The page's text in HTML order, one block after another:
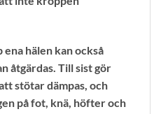
hälen kan också
åtgärdas. Till sist gör
stötar dämpas, och
på fot, knä, höfter och